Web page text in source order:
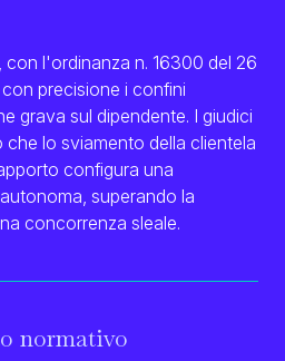
con l'ordinanza n. 16300 del 26
precisione i confini
grava sul dipendente. I giudici
che lo sviamento della clientela
configura una
superando la
concorrenza sleale.
normativo